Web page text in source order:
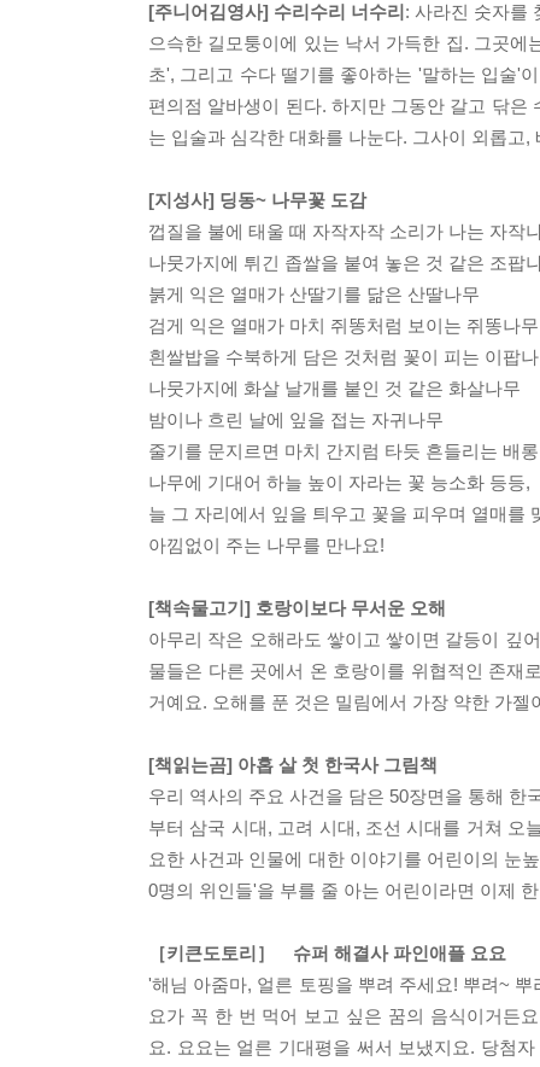
[주니어김영사] 수리수리 너수리 : 사라진 숫자를
으슥한 길모퉁이에 있는 낙서 가득한 집. 그곳
초', 그리고 수다 떨기를 좋아하는 '말하는 입술'
편의점 알바생이 된다. 하지만 그동안 갈고 닦
는 입술과 심각한 대화를 나눈다. 그사이 외롭고
[지성사] 딩동~ 나무꽃 도감
껍질을 불에 태울 때 자작자작 소리가 나는 자작
나뭇가지에 튀긴 좁쌀을 붙여 놓은 것 같은 조팝
붉게 익은 열매가 산딸기를 닮은 산딸나무
검게 익은 열매가 마치 쥐똥처럼 보이는 쥐똥나무
흰쌀밥을 수북하게 담은 것처럼 꽃이 피는 이팝
나뭇가지에 화살 날개를 붙인 것 같은 화살나무
밤이나 흐린 날에 잎을 접는 자귀나무
줄기를 문지르면 마치 간지럼 타듯 흔들리는 배
나무에 기대어 하늘 높이 자라는 꽃 능소화 등등,
늘 그 자리에서 잎을 틔우고 꽃을 피우며 열매를
아낌없이 주는 나무를 만나요!
[책속물고기] 호랑이보다 무서운 오해
아무리 작은 오해라도 쌓이고 쌓이면 갈등이 깊
물들은 다른 곳에서 온 호랑이를 위협적인 존재
거예요. 오해를 푼 것은 밀림에서 가장 약한 가
[책읽는곰] 아홉 살 첫 한국사 그림책
우리 역사의 주요 사건을 담은 50장면을 통해
부터 삼국 시대, 고려 시대, 조선 시대를 거쳐 오
요한 사건과 인물에 대한 이야기를 어린이의 눈
0명의 위인들'을 부를 줄 아는 어린이라면 이제
［키큰도토리］ 슈퍼 해결사 파인애플 요요
'해님 아줌마, 얼른 토핑을 뿌려 주세요! 뿌려~
요가 꼭 한 번 먹어 보고 싶은 꿈의 음식이거든
요. 요요는 얼른 기대평을 써서 보냈지요. 당첨